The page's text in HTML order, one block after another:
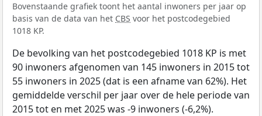
Bovenstaande grafiek toont het aantal inwoners per jaar op
basis van de data van het CBS voor het postcodegebied
1018 KP.
De bevolking van het postcodegebied 1018 KP is met
90 inwoners afgenomen van 145 inwoners in 2015 tot
55 inwoners in 2025 (dat is een afname van 62%). Het
gemiddelde verschil per jaar over de hele periode van
2015 tot en met 2025 was -9 inwoners (-6,2%).